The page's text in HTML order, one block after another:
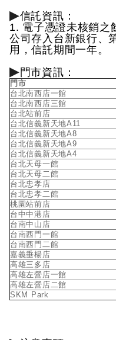
▶信託資訊：
1. 電子憑證未核銷之
公司存入台新銀行、
用，信託期間一年。
▶門市資訊：
門市
台北南西店一館
台北南西店三館
台北站前店
台北信義新天地A11
台北信義新天地A8
台北信義新天地A9
台北信義新天地A4
台北天母一館
台北天母二館
台北忠孝店
台北忠孝二館
桃園站前店
台中中港店
台南中山店
台南西門一館
台南西門二館
嘉義垂楊店
高雄三多店
高雄左營店一館
高雄左營店二館
SKM Park